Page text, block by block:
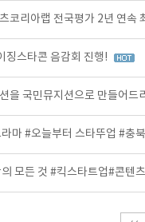
코리아랩 전국평가 2년 연속
징스타콘 음감회 진행!
을 국민뮤지션으로 만들어드
마 #오늘부터 스타뚜업 #충
모든 것 #킥스타트업#콘텐